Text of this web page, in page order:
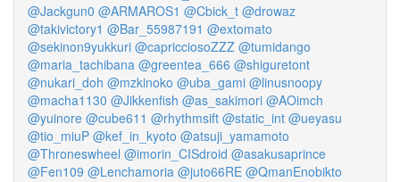
@Jackgun0 @ARMAROS1 @Cbick_t @drowaz
@takivictory1 @Bar_55987191 @extomato
@sekinon9yukkuri @capricciosoZZZ @tumidango
@maria_tachibana @greentea_666 @shiguretont
@nukari_doh @mzkinoko @uba_gami @linusnoopy
@macha1130 @Jikkenfish @as_sakimori @AOimch
@yuinore @cube611 @rhythmsift @static_int @ueyasu
@tio_miuP @kef_in_kyoto @atsuji_yamamoto
@Throneswheel @imorin_CISdroid @asakusaprince
@Fen109 @Lenchamoria @juto66RE @QmanEnobikto